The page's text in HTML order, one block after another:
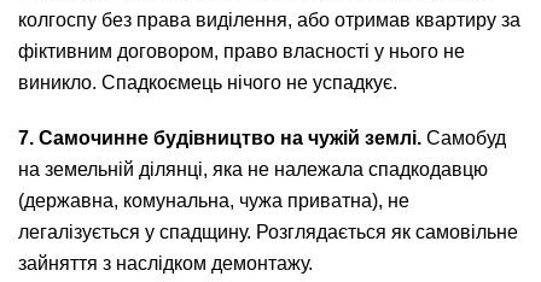
колгоспу без права виділення, або отримав квартиру за
фіктивним договором, право власності у нього не
виникло. Спадкоємець нічого не успадкує.
7. Самочинне будівництво на чужій землі. Самобуд
на земельній ділянці, яка не належала спадкодавцю
(державна, комунальна, чужа приватна), не
легалізується у спадщину. Розглядається як самовільне
зайняття з наслідком демонтажу.